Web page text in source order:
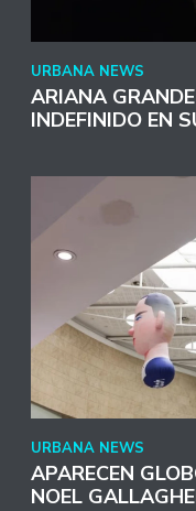
URBANA NEWS
ARIANA
INDEFINIDO EN
URBANA NEWS
APARECEN
NOEL